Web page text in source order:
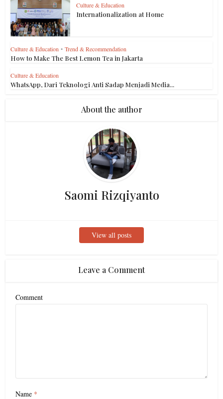
Culture & Education
Internationalization at Home
Culture & Education • Trend & Recommendation
How to Make The Best Lemon Tea in Jakarta
Culture & Education
WhatsApp, Dari Teknologi Anti Sadap Menjadi Media...
About the author
Saomi Rizqiyanto
View all posts
Leave a Comment
Comment
Name *